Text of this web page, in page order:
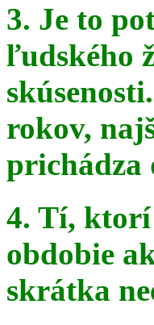
3. Je to
ľudského
rokov,
prichádza
4. Tí, ktorí
obdobie
skrátka